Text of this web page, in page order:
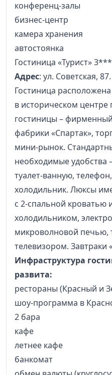
конференц-залы
бизнес-центр
камера хранения
автостоянка
Гостиница «Турист»
Адрес: ул. Советская, 87.
Гостиница
в историческом центре
гостиницы –
фабрики «Спартак»,
мини-рынок.
необходимые удобства
туалет-ванную,
холодильник. Люксы
с 2-спальной кроватью
холодильником,
микроволновой печью,
телевизором. Завтраки
Инфраструктура
развита:
рестораны (Красный и
шоу-программа в
2 бара
кафе
летнее кафе
банкомат